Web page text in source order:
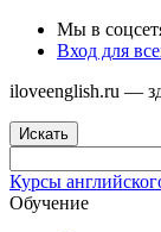
Мы в
Вход для
iloveenglish.ru —
Искать
Курсы
Обучение